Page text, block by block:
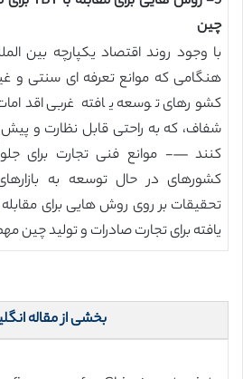
چین
با وجود روند اقتصاد یکپارچه بین
هنگامی که موانع تعرفه ای سنتی و
کشورهای توسعه یافته غربی
شفاف، که به راحتی قابل نظارت و پیش
کنند —- موانع فنی تجارت برای
کشورهای در حال توسعه به بازارهای
یافته برای تجارت صادرات و تولید چین
بخشی از مقاله